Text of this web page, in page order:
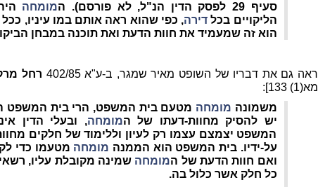
סעיף 29 לפסק הדין הנ"ל, לא פורסם). ה
מומחה
הליקויים בכל דירה, כפי שהוא ראה אותם במו עיניו,
הוא זה שמעמיד את חוות הדעת ואת תוכנה במבחן
ראה גם את דבריו של השופט מאיר שמגר, ב-ע"א 402/85 רחל
מא(1) 133]:
משמונה מומחה מטעם בית המשפט, הרי בית המשפט
יש להסיק מחוות-דעתו של המומחה, ובעלי הדין
המשפט יצמצם עצמו רק לעיון וללימוד של חלקים
על-ידיו. בית המשפט הוא הממנה מומחה מטעמו כדי
ואם חוות הדעת של המומחה שמינה מקובלת עליו,
כל חלק אשר כלול בה.